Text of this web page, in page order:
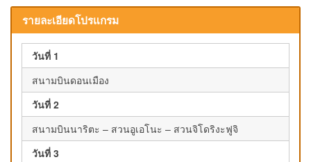
รายละเอียดโปรแกรม
วันที่ 1
สนามบินดอนเมือง
วันที่ 2
สนามบินนาริตะ – สวนอูเอโนะ – สวนจิโดริงะฟูจิ
วันที่ 3